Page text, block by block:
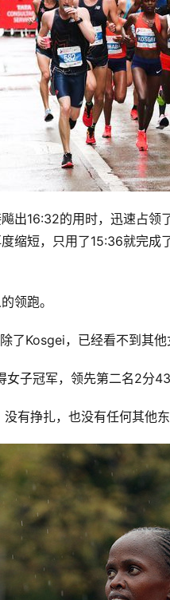
出16:32的用时，迅速占领
缩短，只用了15:36就完
领跑。
了Kosgei，已经看不到其他
子冠军，领先第二名2分43
有挣扎，也没有任何其他